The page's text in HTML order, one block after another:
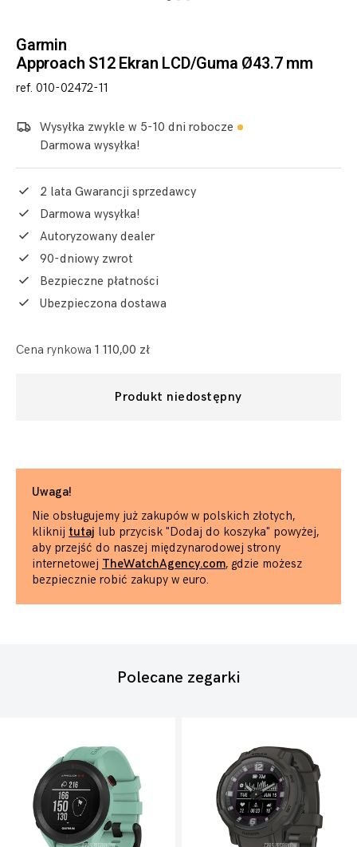
Garmin
Approach S12 Ekran LCD/Guma Ø43.7 mm
ref. 010-02472-11
Wysyłka zwykle w 5-10 dni robocze
Darmowa wysyłka!
2 lata Gwarancji sprzedawcy
Darmowa wysyłka!
Autoryzowany dealer
90-dniowy zwrot
Bezpieczne płatności
Ubezpieczona dostawa
Cena rynkowa 1 110,00 zł
Produkt niedostępny
Uwaga!
Nie obsługujemy już zakupów w polskich złotych,
kliknij tutaj lub przycisk "Dodaj do koszyka" powyżej,
aby przejść do naszej międzynarodowej strony
internetowej TheWatchAgency.com, gdzie możesz
bezpiecznie robić zakupy w euro.
Polecane zegarki